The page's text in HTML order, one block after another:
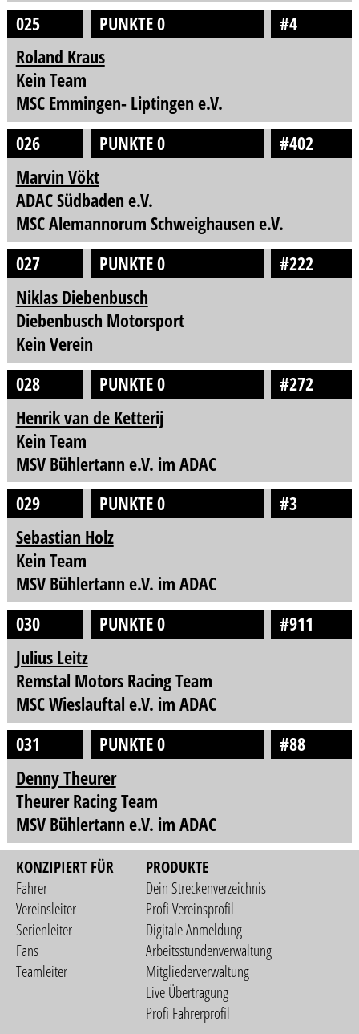
025
PUNKTE 0
#4
Roland Kraus
Kein Team
MSC Emmingen- Liptingen e.V.
026
PUNKTE 0
#402
Marvin Vökt
ADAC Südbaden e.V.
MSC Alemannorum Schweighausen e.V.
027
PUNKTE 0
#222
Niklas Diebenbusch
Diebenbusch Motorsport
Kein Verein
028
PUNKTE 0
#272
Henrik van de Ketterij
Kein Team
MSV Bühlertann e.V. im ADAC
029
PUNKTE 0
#3
Sebastian Holz
Kein Team
MSV Bühlertann e.V. im ADAC
030
PUNKTE 0
#911
Julius Leitz
Remstal Motors Racing Team
MSC Wieslauftal e.V. im ADAC
031
PUNKTE 0
#88
Denny Theurer
Theurer Racing Team
MSV Bühlertann e.V. im ADAC
KONZIPIERT FÜR
Fahrer
Vereinsleiter
Serienleiter
Fans
Teamleiter
PRODUKTE
Dein Streckenverzeichnis
Profi Vereinsprofil
Digitale Anmeldung
Arbeitsstundenverwaltung
Mitgliederverwaltung
Live Übertragung
Profi Fahrerprofil